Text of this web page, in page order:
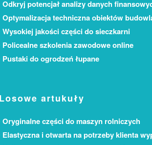
Odkryj potencjał analizy danych
Optymalizacja techniczna obiektów
Wysokiej jakości części do sieczkarni
Policealne szkolenia zawodowe online
Pustaki do ogrodzeń łupane
Losowe artukuły
Oryginalne części do maszyn rolniczych
Elastyczna i otwarta na potrzeby klienta